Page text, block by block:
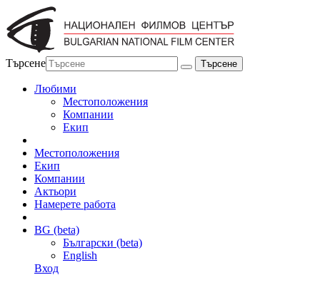
Търсене
Любими
Местоположения
Компании
Екип
Местоположения
Екип
Компании
Актьори
Намерете работа
BG (beta)
Български (beta)
English
Вход